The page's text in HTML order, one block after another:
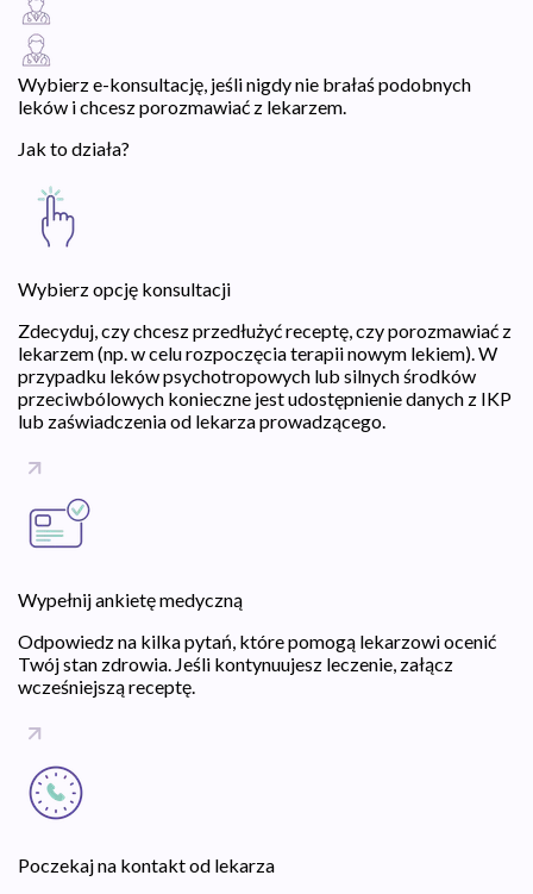
Wybierz e-konsultację, jeśli nigdy nie brałaś podobnych
leków i chcesz porozmawiać z lekarzem.
Jak to działa?
Wybierz opcję konsultacji
Zdecyduj, czy chcesz przedłużyć receptę, czy porozmawiać z
lekarzem (np. w celu rozpoczęcia terapii nowym lekiem). W
przypadku leków psychotropowych lub silnych środków
przeciwbólowych konieczne jest udostępnienie danych z IKP
lub zaświadczenia od lekarza prowadzącego.
Wypełnij ankietę medyczną
Odpowiedz na kilka pytań, które pomogą lekarzowi ocenić
Twój stan zdrowia. Jeśli kontynuujesz leczenie, załącz
wcześniejszą receptę.
Poczekaj na kontakt od lekarza